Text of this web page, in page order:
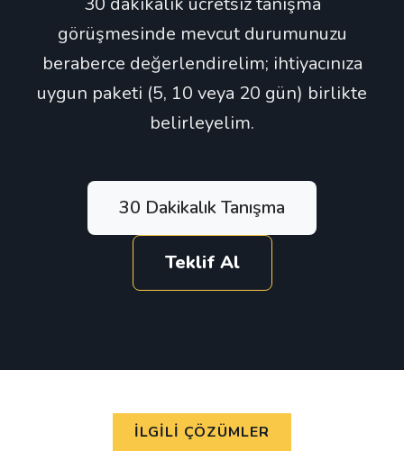
görüşmesinde mevcut durumunuzu
beraberce değerlendirelim; ihtiyacınıza
uygun paketi (5, 10 veya 20 gün) birlikte
belirleyelim.
30 Dakikalık Tanışma
Teklif Al
İLGILI ÇÖZÜMLER